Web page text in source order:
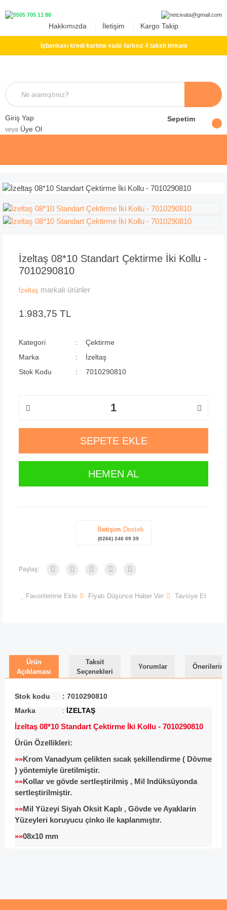
Hakkımızda İletişim Kargo Takip
İşbankası kredi kartına vade farksız 4 taksit imkanı
Giriş Yap
veya Üye Ol
Sepetim
İzeltaş 08*10 Standart Çektirme İki Kollu -
7010290810
İzeltaş markalı ürünler
1.983,75 TL
Kategori
Çektirme
Marka
İzeltaş
Stok Kodu
7010290810
SEPETE EKLE
HEMEN AL
İletişim Destek
(0266) 246 09 39
Paylaş:
Favorilerime Ekle Fiyatı Düşünce Haber Ver Tavsiye Et
Ürün
Açıklaması
Taksit
Seçenekleri
Yorumlar
Stok kodu : 7010290810
Marka
: İZELTAŞ
İzeltaş 08*10 Standart Çektirme İki Kollu - 7010290810
Ürün Özellikleri:
»»Krom Vanadyum çelikten sıcak şekillendirme ( Dövme
) yöntemiyle üretilmiştir.
»»Kollar ve gövde sertleştirilmiş , Mil Indüksüyonda
sertleştirilmiştir.
»»Mil Yüzeyi Siyah Oksit Kaplı , Gövde ve Ayaklarin
Yüzeyleri koruyucu çinko ile kaplanmıştır.
»»08x10 mm